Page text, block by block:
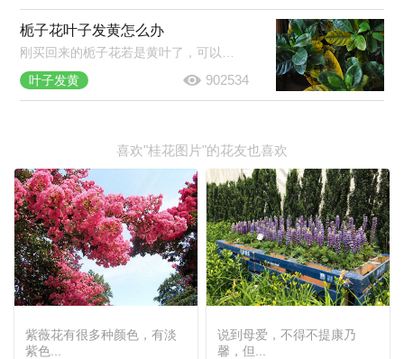
栀子花叶子发黄怎么办
叶子发黄
902534
喜欢"桂花图片"的花友也喜欢
紫薇花有很多种颜色，有淡
紫色...
说到母爱，不得不提康乃
馨，但...